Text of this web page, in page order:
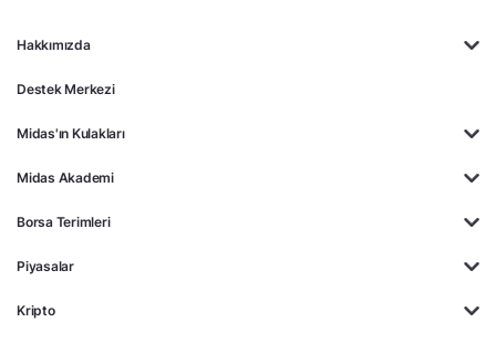
Hakkımızda
Destek Merkezi
Midas'ın Kulakları
Midas Akademi
Borsa Terimleri
Piyasalar
Kripto